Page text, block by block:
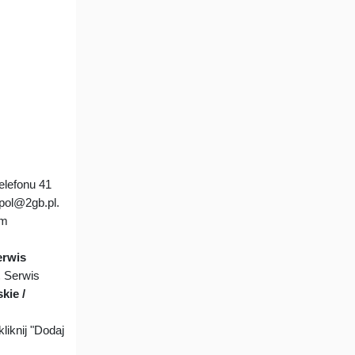
41
Serwis
/
"Dodaj